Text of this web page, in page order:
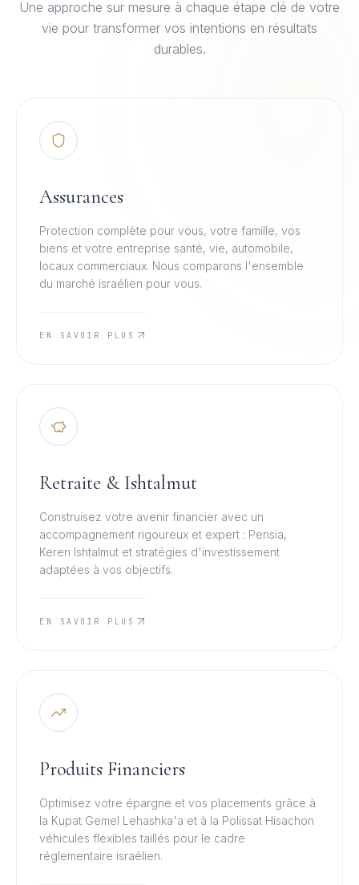
Une approche sur mesure à chaque étape clé de votre
vie pour transformer vos intentions en résultats
durables.
Assurances
Protection complète pour vous, votre famille, vos
biens et votre entreprise santé, vie, automobile,
locaux commerciaux. Nous comparons l'ensemble
du marché israélien pour vous.
EN SAVOIR PLUS
Retraite & Ishtalmut
Construisez votre avenir financier avec un
accompagnement rigoureux et expert : Pensia,
Keren Ishtalmut et stratégies d'investissement
adaptées à vos objectifs.
EN SAVOIR PLUS
Produits Financiers
Optimisez votre épargne et vos placements grâce à
la Kupat Gemel Lehashka'a et à la Polissat Hisachon
véhicules flexibles taillés pour le cadre
réglementaire israélien.